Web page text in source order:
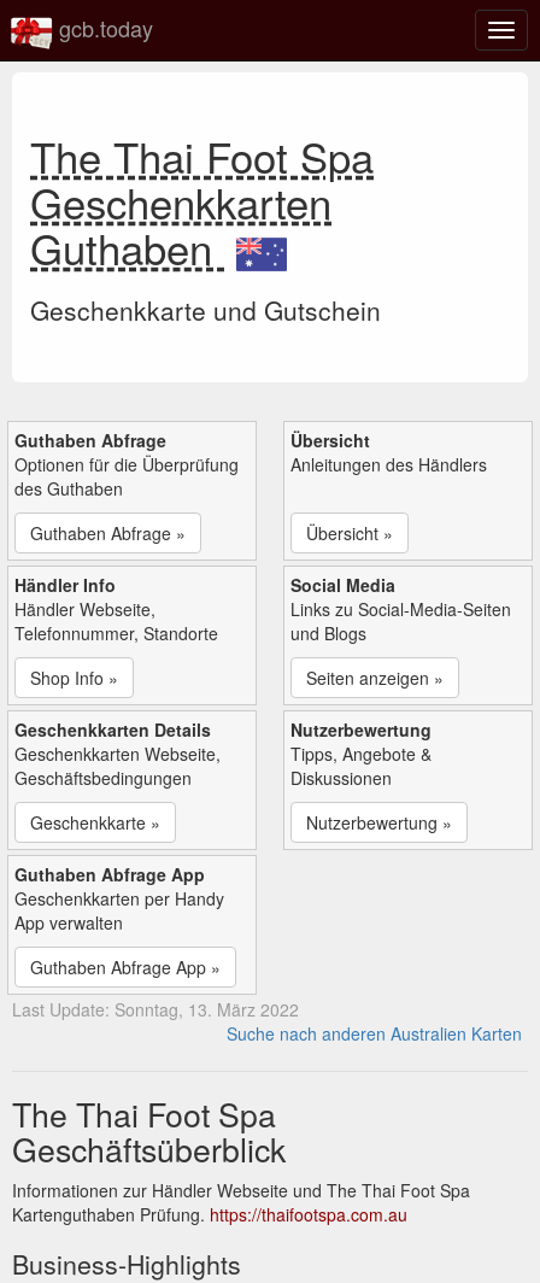
gcb.today
The Thai Foot Spa
Geschenkkarten
Guthaben
Geschenkkarte und Gutschein
Guthaben Abfrage
Optionen für die Überprüfung
des Guthaben
Guthaben Abfrage »
Übersicht
Anleitungen des Händlers
Übersicht »
Händler Info
Händler Webseite,
Telefonnummer, Standorte
Shop Info »
Social Media
Links zu Social-Media-Seiten
und Blogs
Seiten anzeigen »
Geschenkkarten Details
Geschenkkarten Webseite,
Geschäftsbedingungen
Geschenkkarte »
Nutzerbewertung
Tipps, Angebote &
Diskussionen
Nutzerbewertung »
Guthaben Abfrage App
Geschenkkarten per Handy
App verwalten
Guthaben Abfrage App »
Last Update: Sonntag, 13. März 2022
Suche nach anderen Australien Karten
The Thai Foot Spa
Geschäftsüberblick
Informationen zur Händler Webseite und The Thai Foot Spa
Kartenguthaben Prüfung. https://thaifootspa.com.au
Business-Highlights